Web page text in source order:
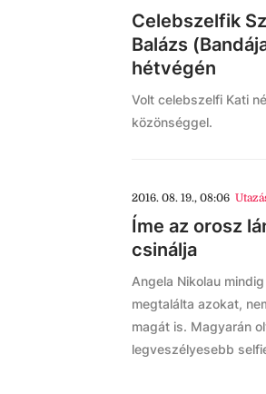
Celebszelfik
Balázs
hétvégén
Volt celebszelfi Kati
közönséggel.
2016. 08. 19., 08:06
Íme az orosz
csinálja
Angela Nikolau
megtalálta azokat,
magát is. Magyarán
legveszélyesebb